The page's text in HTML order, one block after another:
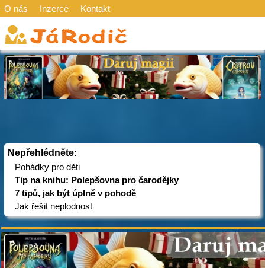
O nás Inzerce Kontakt
Nepřehlédněte:
Pohádky pro děti
Tip na knihu: Polepšovna pro čarodějky
7 tipů, jak být úplně v pohodě
Jak řešit neplodnost